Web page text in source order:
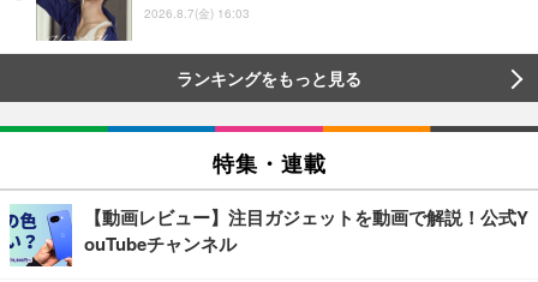
2026.8.7(金) 16:03
ランキングをもっと見る
特集・連載
【動画レビュー】注目ガジェットを動画で解説！公式Y
ouTubeチャンネル